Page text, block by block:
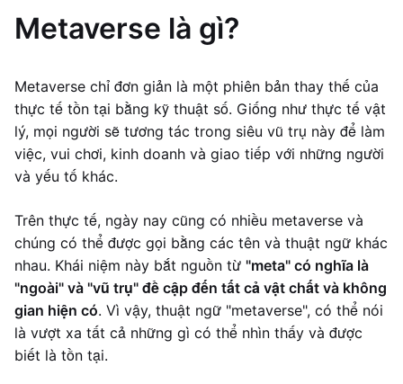
Metaverse là gì?
Metaverse chỉ đơn giản là một phiên bản thay thế của
thực tế tồn tại bằng kỹ thuật số. Giống như thực tế vật
lý, mọi người sẽ tương tác trong siêu vũ trụ này để làm
việc, vui chơi, kinh doanh và giao tiếp với những người
và yếu tố khác.
Trên thực tế, ngày nay cũng có nhiều metaverse và
chúng có thể được gọi bằng các tên và thuật ngữ khác
nhau. Khái niệm này bắt nguồn từ "meta" có nghĩa là
"ngoài" và "vũ trụ" đề cập đến tất cả vật chất và không
gian hiện có. Vì vậy, thuật ngữ "metaverse", có thể nói
là vượt xa tất cả những gì có thể nhìn thấy và được
biết là tồn tại.